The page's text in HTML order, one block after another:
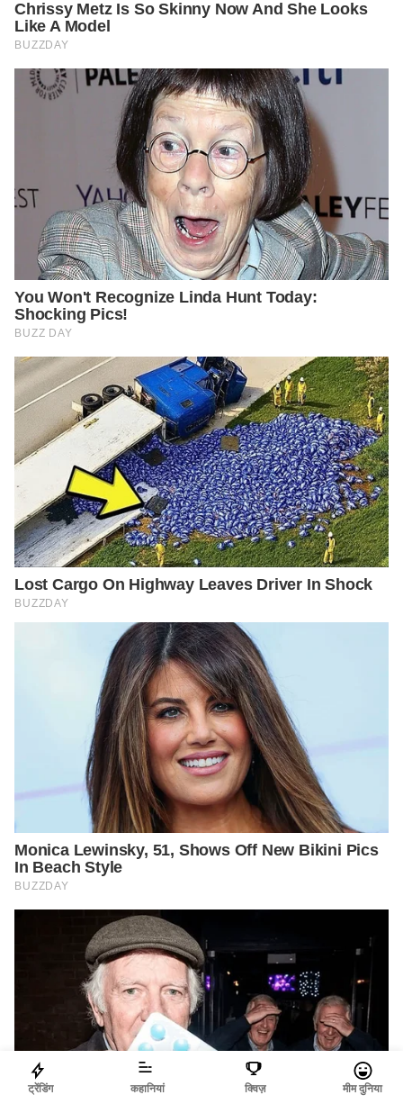
ट्रेंडिंग कहानियां क्विज़ मीम दुनिया